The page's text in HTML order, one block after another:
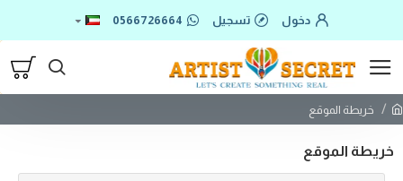
دخول تسجيل 0566726664
خريطة الموقع
خريطة الموقع